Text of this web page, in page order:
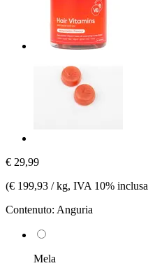
€ 29,99
(€ 199,93 / kg, IVA 10% inclusa
Contenuto: Anguria
Mela